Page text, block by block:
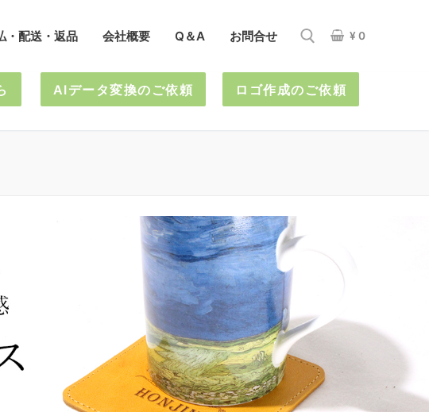
・配送・返品 会社概要 Q＆A お問合せ ¥0
AIデータ変換のご依頼 ロゴ作成のご依頼